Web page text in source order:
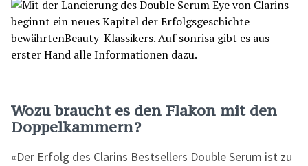
Wozu braucht es den Flakon mit den
Doppelkammern?
«Der Erfolg des Clarins Bestsellers Double Serum ist zu